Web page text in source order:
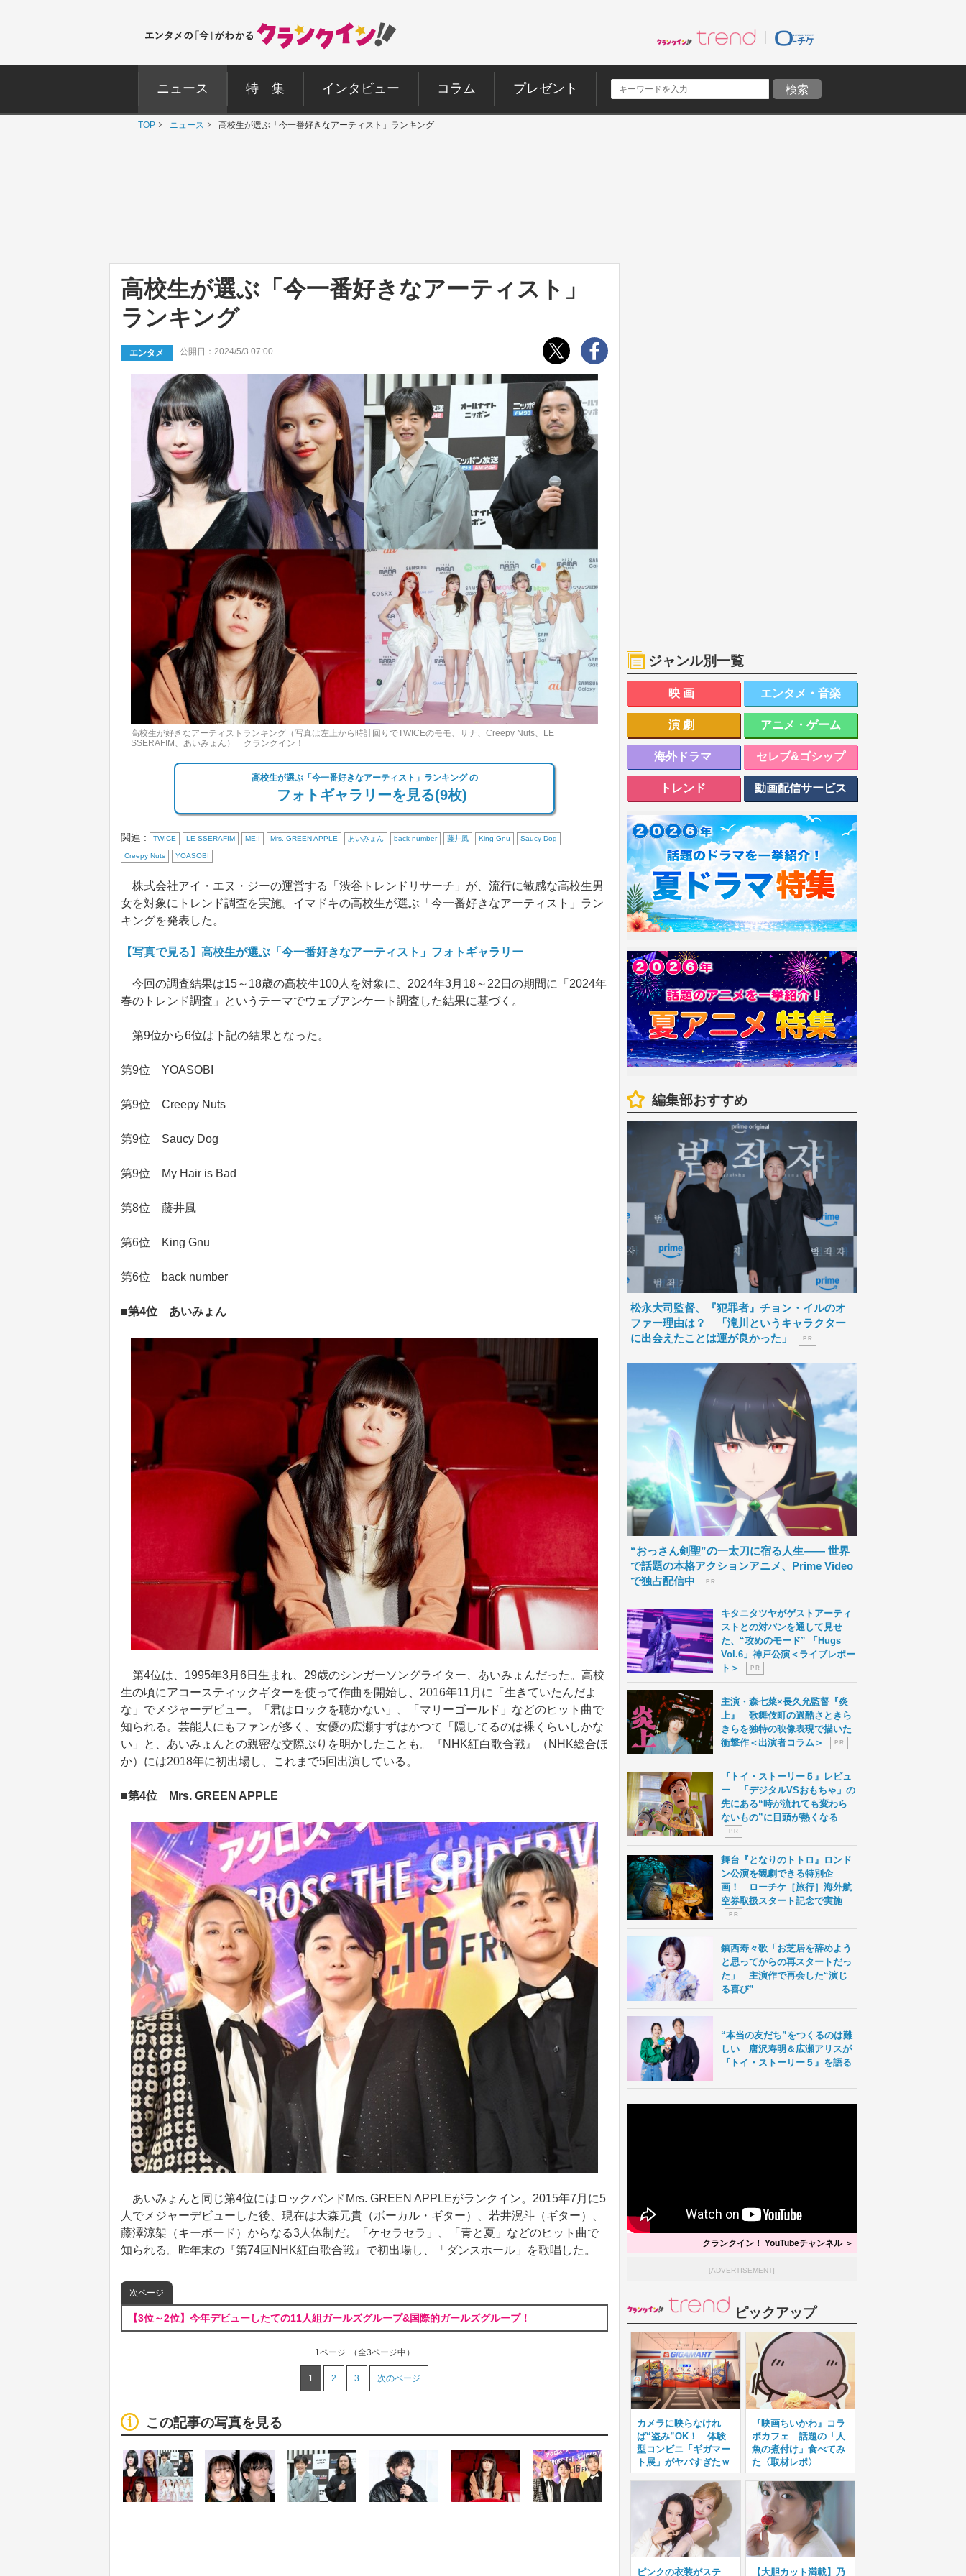
ニュース 特 集 インタビュー コラム プレゼント
TOP ニュース 高校生が選ぶ「今一番好きなアーティスト」ランキング
高校生が選ぶ「今一番好きなアーティスト」
ランキング
エンタメ 公開日：2024/5/3 07:00
高校生が好きなアーティストランキング（写真は左上から時計回りでTWICEのモモ、サナ、Creepy Nuts、LE
SSERAFIM、あいみょん） クランクイン！
高校生が選ぶ「今一番好きなアーティスト」ランキング の
フォトギャラリーを見る(9枚)
関連 : TWICE LE SSERAFIM ME:I Mrs. GREEN APPLE あいみょん back number 藤井風 King Gnu Saucy Dog
Creepy Nuts YOASOBI
株式会社アイ・エヌ・ジーの運営する「渋谷トレンドリサーチ」が、流行に敏感な高校生男
女を対象にトレンド調査を実施。イマドキの高校生が選ぶ「今一番好きなアーティスト」ラン
キングを発表した。
【写真で見る】高校生が選ぶ「今一番好きなアーティスト」フォトギャラリー
今回の調査結果は15～18歳の高校生100人を対象に、2024年3月18～22日の期間に「2024年
春のトレンド調査」というテーマでウェブアンケート調査した結果に基づく。
第9位から6位は下記の結果となった。
第9位 YOASOBI
第9位 Creepy Nuts
第9位 Saucy Dog
第9位 My Hair is Bad
第8位 藤井風
第6位 King Gnu
第6位 back number
■第4位 あいみょん
第4位は、1995年3月6日生まれ、29歳のシンガーソングライター、あいみょんだった。高校
生の頃にアコースティックギターを使って作曲を開始し、2016年11月に「生きていたんだよ
な」でメジャーデビュー。「君はロックを聴かない」、「マリーゴールド」などのヒット曲で
知られる。芸能人にもファンが多く、女優の広瀬すずはかつて「隠してるのは裸くらいしかな
い」と、あいみょんとの親密な交際ぶりを明かしたことも。『NHK紅白歌合戦』（NHK総合ほ
か）には2018年に初出場し、これまで5回出演している。
■第4位 Mrs. GREEN APPLE
あいみょんと同じ第4位にはロックバンドMrs. GREEN APPLEがランクイン。2015年7月に5
人でメジャーデビューした後、現在は大森元貴（ボーカル・ギター）、若井滉斗（ギター）、
藤澤涼架（キーボード）からなる3人体制だ。「ケセラセラ」、「青と夏」などのヒット曲で
知られる。昨年末の『第74回NHK紅白歌合戦』で初出場し、「ダンスホール」を歌唱した。
次ページ
【3位～2位】今年デビューしたての11人組ガールズグループ&国際的ガールズグループ！
1ページ （全3ページ中）
1 2 3 次のページ
この記事の写真を見る
ジャンル別一覧
映画 エンタメ・音楽
演劇 アニメ・ゲーム
海外ドラマ セレブ&ゴシップ
トレンド 動画配信サービス
編集部おすすめ
松永大司監督、『犯罪者』チョン・イルのオ
ファー理由は？ 「滝川というキャラクター
に出会えたことは運が良かった」
P R
“おっさん剣聖”の一太刀に宿る人生―― 世界
で話題の本格アクションアニメ、Prime Video
で独占配信中
P R
キタニタツヤがゲストアーティ
ストとの対バンを通して見せ
た、“攻めのモード” 「Hugs
Vol.6」神戸公演＜ライブレポー
ト＞
P R
主演・森七菜×長久允監督『炎
上』 歌舞伎町の過酷さときら
きらを独特の映像表現で描いた
衝撃作＜出演者コラム＞
P R
『トイ・ストーリー５』レビュ
ー 「デジタルVSおもちゃ」の
先にある“時が流れても変わら
ないもの”に目頭が熱くなる
P R
舞台『となりのトトロ』ロンド
ン公演を観劇できる特別企
画！ ローチケ［旅行］海外航
空券取扱スタート記念で実施
P R
鎮西寿々歌「お芝居を辞めよう
と思ってからの再スタートだっ
た」 主演作で再会した“演じ
る喜び”
“本当の友だち”をつくるのは難
しい 唐沢寿明＆広瀬アリスが
『トイ・ストーリー５』を語る
クランクイン！ YouTubeチャンネル ＞
[ADVERTISEMENT]
ピックアップ
カメラに映らなけれ
ば“盗み”OK！ 体験
型コンビニ「ギガマー
ト展」がヤバすぎたｗ
『映画ちいかわ』コラ
ボカフェ 話題の「人
魚の煮付け」食べてみ
た〈取材レポ〉
ピンクの衣装がステ 【大胆カット満載】乃